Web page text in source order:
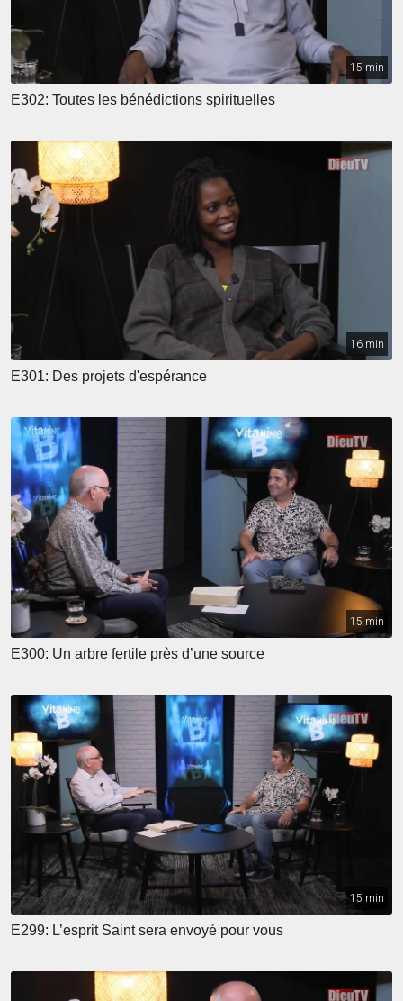
15 min
E302: Toutes les bénédictions spirituelles
16 min
E301: Des projets d'espérance
15 min
E300: Un arbre fertile près d’une source
15 min
E299: L’esprit Saint sera envoyé pour vous